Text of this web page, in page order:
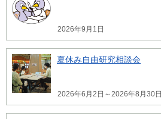
2026年9月1日
夏休み自由研究相談会
2026年6月2日～2026年8月30日